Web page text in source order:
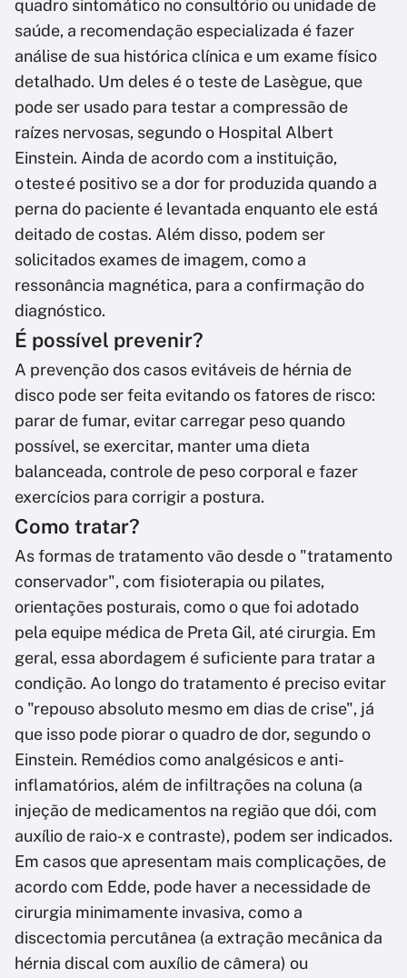
quadro sintomático no consultório ou unidade de
saúde, a recomendação especializada é fazer
análise de sua histórica clínica e um exame físico
detalhado. Um deles é o teste de Lasègue, que
pode ser usado para testar a compressão de
raízes nervosas, segundo o Hospital Albert
Einstein. Ainda de acordo com a instituição,
o teste é positivo se a dor for produzida quando a
perna do paciente é levantada enquanto ele está
deitado de costas. Além disso, podem ser
solicitados exames de imagem, como a
ressonância magnética, para a confirmação do
diagnóstico.
É possível prevenir?
A prevenção dos casos evitáveis de hérnia de
disco pode ser feita evitando os fatores de risco:
parar de fumar, evitar carregar peso quando
possível, se exercitar, manter uma dieta
balanceada, controle de peso corporal e fazer
exercícios para corrigir a postura.
Como tratar?
As formas de tratamento vão desde o "tratamento
conservador", com fisioterapia ou pilates,
orientações posturais, como o que foi adotado
pela equipe médica de Preta Gil, até cirurgia. Em
geral, essa abordagem é suficiente para tratar a
condição. Ao longo do tratamento é preciso evitar
o "repouso absoluto mesmo em dias de crise", já
que isso pode piorar o quadro de dor, segundo o
Einstein. Remédios como analgésicos e anti-
inflamatórios, além de infiltrações na coluna (a
injeção de medicamentos na região que dói, com
auxílio de raio-x e contraste), podem ser indicados.
Em casos que apresentam mais complicações, de
acordo com Edde, pode haver a necessidade de
cirurgia minimamente invasiva, como a
discectomia percutânea (a extração mecânica da
hérnia discal com auxílio de câmera) ou